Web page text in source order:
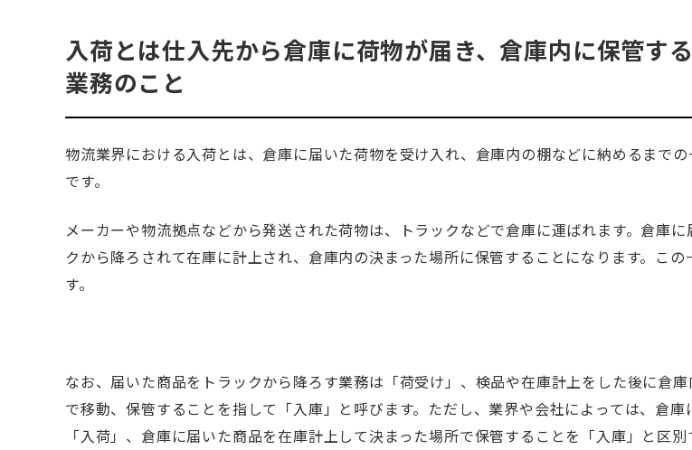
入荷とは仕入先から倉庫に荷物が届き、倉庫内に保管す
業務のこと
物流業界における入荷とは、倉庫に届いた荷物を受け入れ、倉庫内の棚などに納めるまで
です。
メーカーや物流拠点などから発送された荷物は、トラックなどで倉庫に運ばれます。倉庫
クから降ろされて在庫に計上され、倉庫内の決まった場所に保管することになります。こ
す。
なお、届いた商品をトラックから降ろす業務は「荷受け」、検品や在庫計上をした後に倉
で移動、保管することを指して「入庫」と呼びます。ただし、業界や会社によっては、倉庫
「入荷」、倉庫に届いた商品を在庫計上して決まった場所で保管することを「入庫」と区